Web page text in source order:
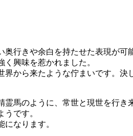
行きや余白を持たせた表現が可
興味を惹かれました。
から来たような佇まいです。
馬のように、常世と現世を行き
です。
なります。